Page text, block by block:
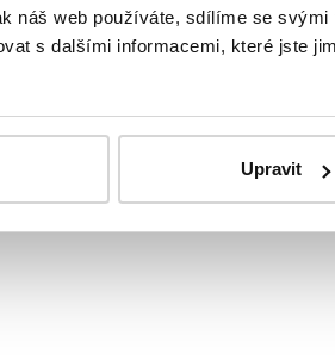
náš web používáte, sdílíme se
s dalšími informacemi, které jste
Upravit